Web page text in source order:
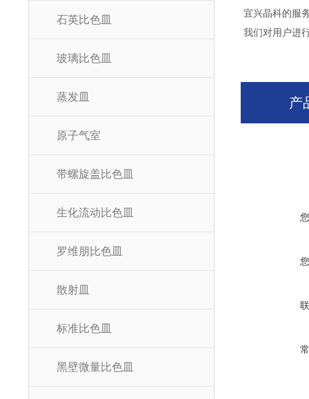
石英比色皿
玻璃比色皿
蒸发皿
原子气室
带螺旋盖比色皿
生化流动比色皿
罗维朋比色皿
散射皿
标准比色皿
黑壁微量比色皿
宜兴晶科的服
我们对用户进
产